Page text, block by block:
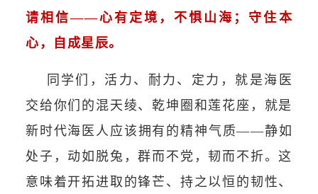
请相信——心有定境，不惧山海；守住本
心，自成星辰。
同学们，活力、耐力、定力，就是海医
交给你们的混天绫、乾坤圈和莲花座，就是
新时代海医人应该拥有的精神气质——静如
处子，动如脱兔，群而不党，韧而不折。这
意味着开拓进取的锋芒、持之以恒的韧性、